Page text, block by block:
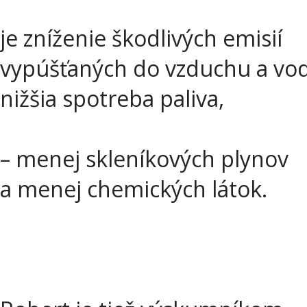
je zníženie škodlivých emisií
vypúšťaných do vzduchu a
nižšia spotreba paliva,
– menej skleníkových plynov
a menej chemických látok.